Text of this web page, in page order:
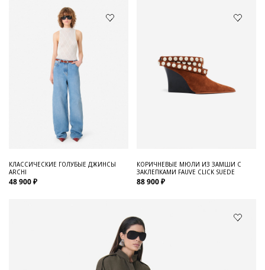
КЛАССИЧЕСКИЕ ГОЛУБЫЕ ДЖИНСЫ
ARCHI
48 900 ₽
КОРИЧНЕВЫЕ МЮЛИ ИЗ ЗАМШИ С
ЗАКЛЕПКАМИ FAUVE CLICK SUEDE
88 900 ₽